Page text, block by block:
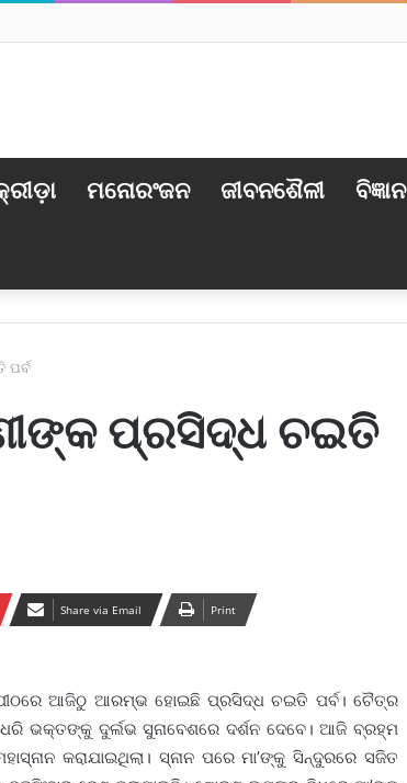
ମନୋରଂଜନ ଜୀବନଶୈଳୀ ବିଜ୍ଞାନ
ପର୍ବ
ପ୍ରସିଦ୍ଧ ଚଇତି
Share via Email Print
ପୀଠରେ ଆଜିଠୁ ଆରମ୍ଭ ହୋଇଛି ପ୍ରସିଦ୍ଧ ଚଇତି ପର୍ବ। ଚୈତ୍ର
ଭକ୍ତଙ୍କୁ ଦୁର୍ଲଭ ସୁନାବେଶରେ ଦର୍ଶନ ଦେବେ। ଆଜି ବ୍ରହ୍ମ
କରାଯାଇଥିଲା। ସ୍ନାନ ପରେ ମା’ଙ୍କୁ ସିନ୍ଦୁରରେ ସଜିତ